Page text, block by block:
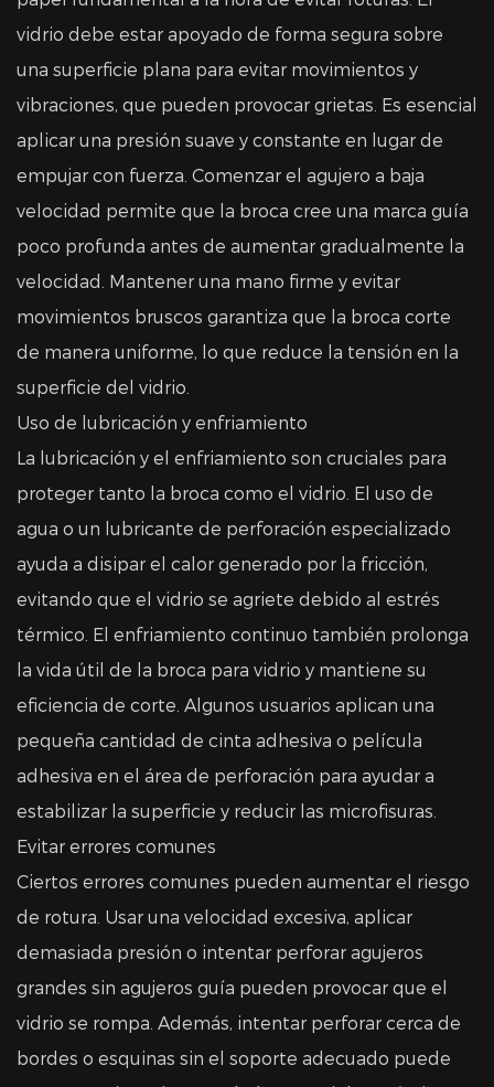
vidrio debe estar apoyado de forma segura sobre
una superficie plana para evitar movimientos y
vibraciones, que pueden provocar grietas. Es esencial
aplicar una presión suave y constante en lugar de
empujar con fuerza. Comenzar el agujero a baja
velocidad permite que la broca cree una marca guía
poco profunda antes de aumentar gradualmente la
velocidad. Mantener una mano firme y evitar
movimientos bruscos garantiza que la broca corte
de manera uniforme, lo que reduce la tensión en la
superficie del vidrio.
Uso de lubricación y enfriamiento
La lubricación y el enfriamiento son cruciales para
proteger tanto la broca como el vidrio. El uso de
agua o un lubricante de perforación especializado
ayuda a disipar el calor generado por la fricción,
evitando que el vidrio se agriete debido al estrés
térmico. El enfriamiento continuo también prolonga
la vida útil de la broca para vidrio y mantiene su
eficiencia de corte. Algunos usuarios aplican una
pequeña cantidad de cinta adhesiva o película
adhesiva en el área de perforación para ayudar a
estabilizar la superficie y reducir las microfisuras.
Evitar errores comunes
Ciertos errores comunes pueden aumentar el riesgo
de rotura. Usar una velocidad excesiva, aplicar
demasiada presión o intentar perforar agujeros
grandes sin agujeros guía pueden provocar que el
vidrio se rompa. Además, intentar perforar cerca de
bordes o esquinas sin el soporte adecuado puede